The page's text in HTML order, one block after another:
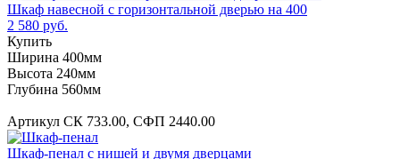
Шкаф навесной с горизонтальной дверью на 400
2 580 руб.
Купить
Ширина 400мм
Высота 240мм
Глубина 560мм
Артикул СК 733.00, СФП 2440.00
Шкаф-пенал с нишей и двумя дверцами